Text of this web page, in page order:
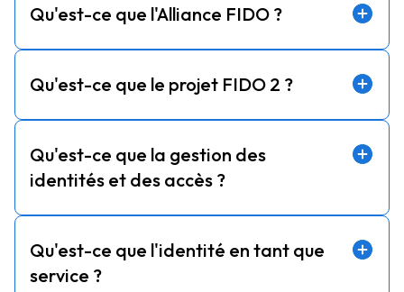
Qu'est-ce que l'Alliance FIDO ?
Qu'est-ce que le projet FIDO 2 ?
Qu'est-ce que la gestion des
identités et des accès ?
Qu'est-ce que l'identité en tant que
service ?